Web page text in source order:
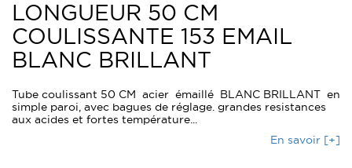
LONGUEUR 50 CM
COULISSANTE 153 EMAIL
BLANC BRILLANT
Tube coulissant 50 CM acier émaillé BLANC BRILLANT en
simple paroi, avec bagues de réglage. grandes resistances
aux acides et fortes température...
En savoir [+]